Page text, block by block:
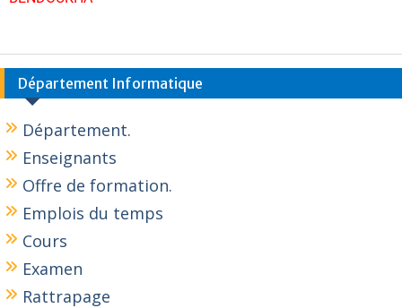
Département Informatique
Département.
Enseignants
Offre de formation.
Emplois du temps
Cours
Examen
Rattrapage